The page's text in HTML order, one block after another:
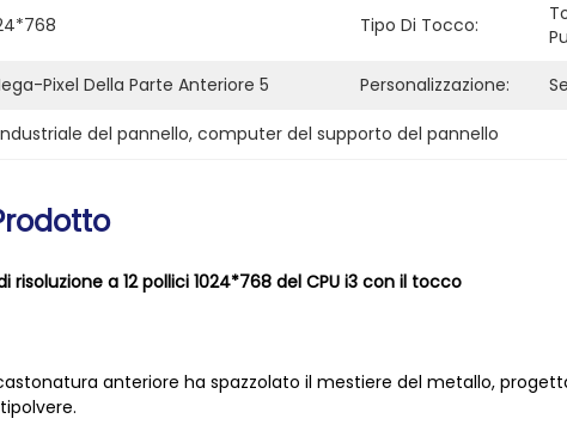
Tipo Di Tocco:
Pixel Della Parte Anteriore 5 Personalizzazione:
del pannello, computer del supporto del pannello
risoluzione a 12 pollici 1024*768 del CPU i3 con il tocco
anteriore ha spazzolato il mestiere del metallo,